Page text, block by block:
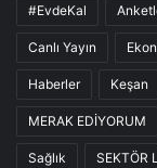
#EvdeKal
Canlı Yayın
Haberler Keşan
MERAK EDİYORUM
Sağlık SEKTÖR